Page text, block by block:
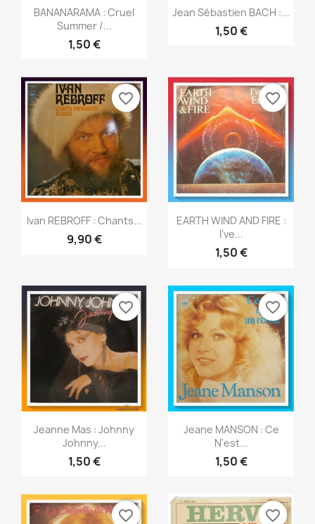
Aperçu rapide
BANANARAMA : Cruel
Summer /...
1,50 €
Aperçu rapide
Jean Sébastien BACH :...
1,50 €
Aperçu rapide
Ivan REBROFF : Chants...
9,90 €
favorite_border
Aperçu rapide
EARTH WIND AND FIRE :
I've...
1,50 €
favorite_border
Aperçu rapide
Jeanne Mas : Johnny
Johnny...
1,50 €
favorite_border
Aperçu rapide
Jeane MANSON : Ce
N'est...
1,50 €
favorite_border
favorite_border favorite_border